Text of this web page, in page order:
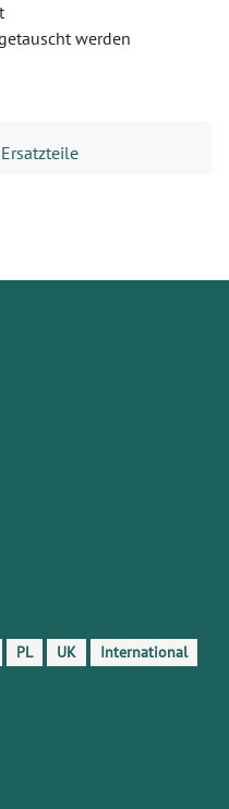
werden
Ersatzteile
PL UK International